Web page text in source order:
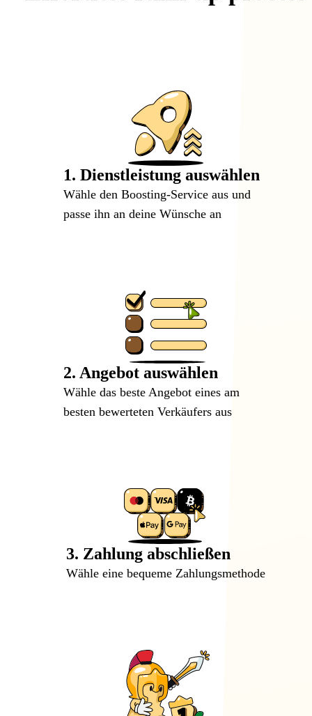
1. Dienstleistung auswählen
Wähle den Boosting-Service aus und
passe ihn an deine Wünsche an
2. Angebot auswählen
Wähle das beste Angebot eines am
besten bewerteten Verkäufers aus
3. Zahlung abschließen
Wähle eine bequeme Zahlungsmethode